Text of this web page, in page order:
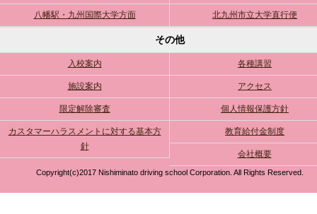
八幡駅・九州国際大学方面 北九州市立大学直行便
その他
入校案内 各種講習
施設案内 アクセス
限定解除審査 個人情報保護方針
カスタマーハラスメントに対する基本方
針
教育給付金制度
会社概要
Copyright(c)2017 Nishiminato driving school Corporation. All Rights Reserved.